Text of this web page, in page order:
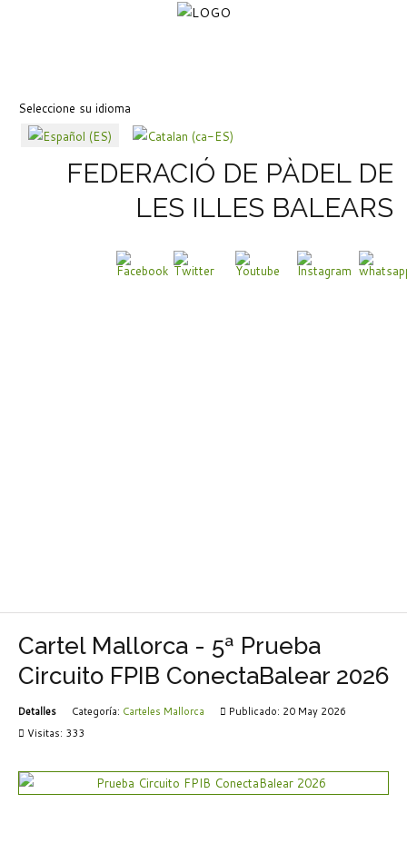
Seleccione su idioma
FEDERACIÓ DE PÀDEL DE
LES ILLES BALEARS
Cartel Mallorca - 5ª Prueba
Circuito FPIB ConectaBalear 2026
Detalles Categoría: Carteles Mallorca
Publicado: 20 May 2026
Visitas: 333